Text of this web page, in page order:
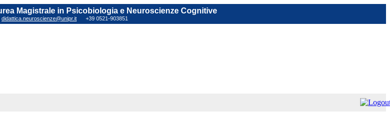
Magistrale in Psicobiologia e Neuroscienze Cognitive
didattica.neuroscienze@unipr.it +39 0521-903851